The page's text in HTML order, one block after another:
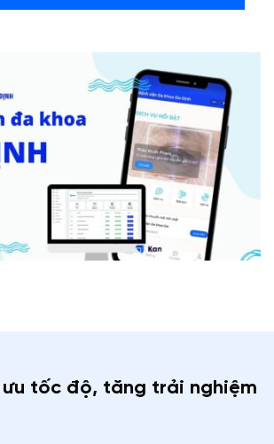
tốc độ, tăng trải nghiệm